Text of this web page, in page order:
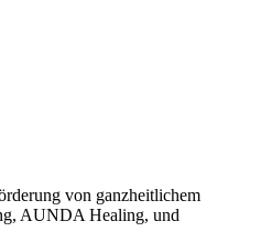
von ganzheitlichem
AUNDA Healing, und